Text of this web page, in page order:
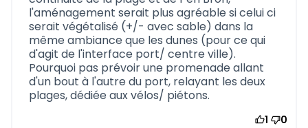
l'aménagement serait plus agréable si celui ci
serait végétalisé (+/- avec sable) dans la
même ambiance que les dunes (pour ce qui
d'agit de l'interface port/ centre ville).
Pourquoi pas prévoir une promenade allant
d'un bout à l'autre du port, relayant les deux
plages, dédiée aux vélos/ piétons.
1 0